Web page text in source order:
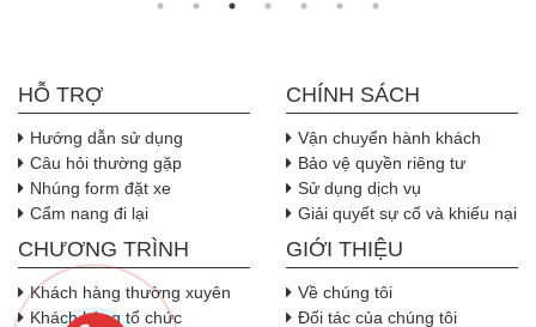
HỖ TRỢ
Hướng dẫn sử dụng
Câu hỏi thường gặp
Nhúng form đặt xe
Cẩm nang đi lại
CHÍNH SÁCH
Vận chuyển hành khách
Bảo vệ quyền riêng tư
Sử dụng dịch vụ
Giải quyết sự cố và khiếu nại
CHƯƠNG TRÌNH
Khách hàng thường xuyên
Khách hàng tổ chức
GIỚI THIỆU
Về chúng tôi
Đối tác của chúng tôi